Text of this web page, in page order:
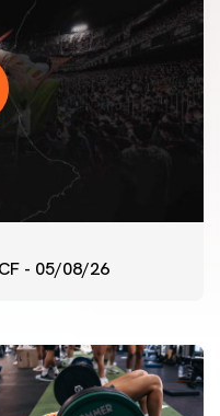
CF - 05/08/26
VALENCIA CF